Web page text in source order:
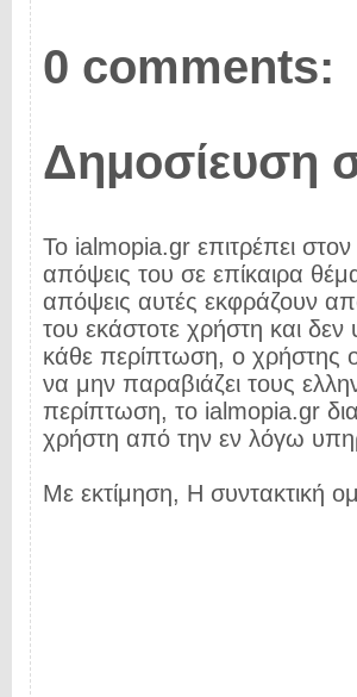
0 comments:
Δημοσίευση
Το ialmopia.gr επιτρέπει
απόψεις του σε επίκαιρα
απόψεις αυτές εκφράζουν
του εκάστοτε χρήστη και
κάθε περίπτωση, ο χρήστης
να μην παραβιάζει τους
περίπτωση, το ialmopia.gr
χρήστη από την εν λόγω
Με εκτίμηση, Η συντακτική